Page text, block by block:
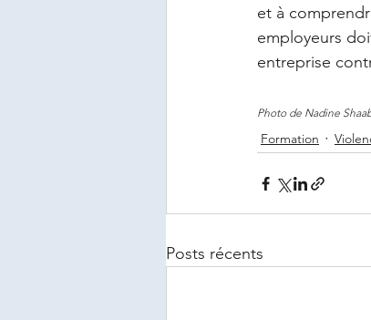
et à
employeurs
entreprise
Photo de Nadine
Formation
Posts récents